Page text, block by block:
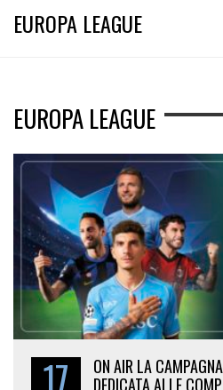
EUROPA LEAGUE
EUROPA LEAGUE
17
ON AIR LA
DEDICATA ALLE